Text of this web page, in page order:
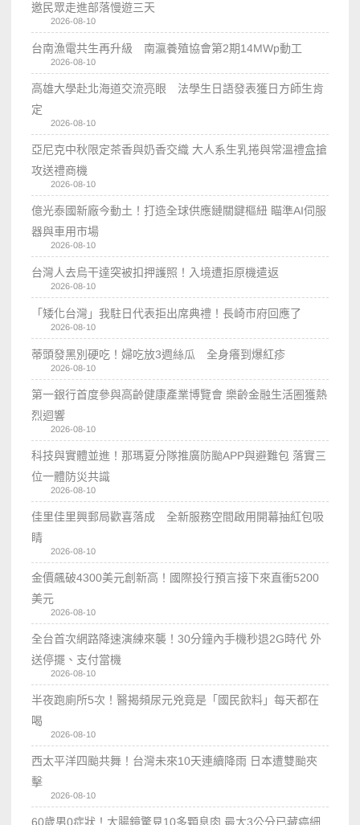
邀民眾走進部落慢遊三天
2026-08-10
台南漁電共生再升級 南瀛養殖協會第2期14MWp動工
2026-08-10
高雄大學赴北海道交流亮眼 法學生日語發表獲日方師生肯
定
2026-08-10
亞尼克中秋限定茶香與奶香交織 大人系生乳捲與常溫禮盒搶
攻送禮商機
2026-08-10
億光泰國新廠今動土！打造全球供應鏈關鍵樞紐 瞄準AI伺服
器與車用市場
2026-08-10
台灣人去烏干達突被扣押護照！入境遭拒原機遣返
2026-08-10
「矮化台灣」我駐日代表拒出席典禮！長崎市府回應了
2026-08-10
蒂頭發黑別硬吃！婦吃放3週絲瓜 全身癢到爆紅疹
2026-08-10
第一銀行首度參與高齡健康產業博覽會 樂齡金融生活圈獲熱
烈迴響
2026-08-10
科技與實體並進！那瑪夏分隊推廣防颱APP與避難包 落實三
位一體防災共識
2026-08-10
佳里佳里興郵局歡喜落成 全新服務空間啟用開幕抽紅包吸
睛
2026-08-10
金價飆破4300美元創新高！國際投行預言接下來直衝5200
美元
2026-08-10
全台首次網路降速演練來襲！30分鐘內手機秒退2G時代 外
送停擺、支付當機
2026-08-10
半夜跑廁所5次！醫揭頻尿元兇竟是「國民飲料」每天都在
喝
2026-08-10
西太平洋四颱共舞！台灣未來10天連續降雨 日本遭雙颱夾
擊
2026-08-10
60歲男0症狀！大腸鏡驚見10多顆息肉 最大3公分已藏癌細